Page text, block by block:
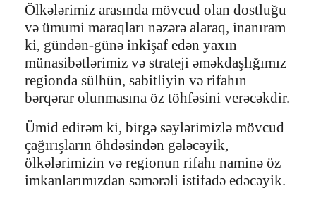
Ölkələrimiz arasında mövcud olan dostluğu
və ümumi maraqları nəzərə alaraq, inanıram
ki, gündən-günə inkişaf edən yaxın
münasibətlərimiz və strateji əməkdaşlığımız
regionda sülhün, sabitliyin və rifahın
bərqərar olunmasına öz töhfəsini verəcəkdir.
Ümid edirəm ki, birgə səylərimizlə mövcud
çağırışların öhdəsindən gələcəyik,
ölkələrimizin və regionun rifahı naminə öz
imkanlarımızdan səmərəli istifadə edəcəyik.